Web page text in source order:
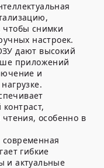
чтобы снимки
настроек.
дают высокий
приложений
и
особенно в
гибкие
и актуальные